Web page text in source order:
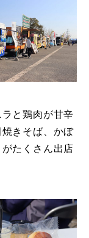
と鶏肉が甘辛
きそば、かぼ
たくさん出店